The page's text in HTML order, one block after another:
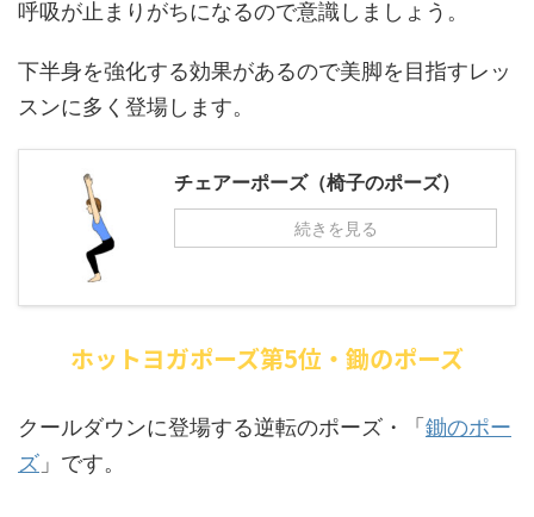
呼吸が止まりがちになるので意識しましょう。
下半身を強化する効果があるので美脚を目指すレッ
スンに多く登場します。
チェアーポーズ（椅子のポーズ）
続きを見る
ホットヨガポーズ第5位・鋤のポーズ
クールダウンに登場する逆転のポーズ・「 鋤のポー
ズ 」です。